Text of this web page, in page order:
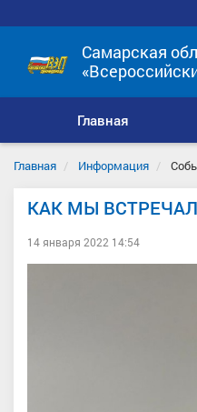
Самарская
Главная
Главная Информация
КАК МЫ
14 января 2022 14:54